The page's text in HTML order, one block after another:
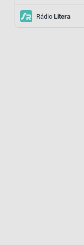
RádioLitera